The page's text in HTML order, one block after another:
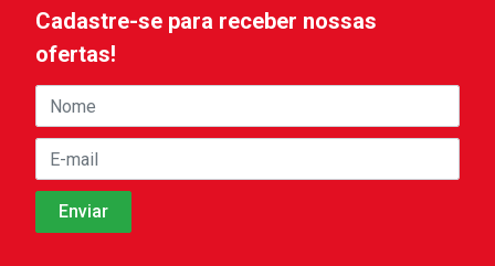
Cadastre-se para receber nossas
ofertas!